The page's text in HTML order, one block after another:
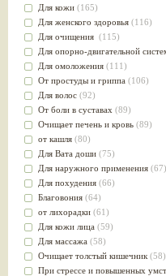
Для кожи (165)
Для женского здоровья (116)
Для очищения (115)
Для опорно-двигательной
Для омоложения (111)
От простуды и гриппа (106)
Для волос (92)
От боли в суставах (89)
Очищает печень и кровь (89)
от кашля (80)
Для Вата доши (75)
Для наружного применения (67)
Для похудения (66)
Благовония (64)
от лихорадки (61)
Для кожи лица (59)
Для массажа (58)
Очищает толстый кишечник (58)
При стрессе и повышенных